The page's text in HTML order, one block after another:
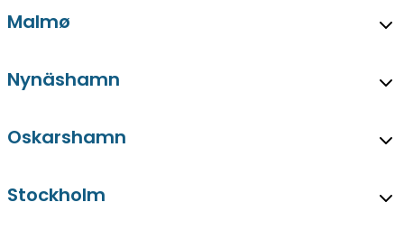
Malmø
Nynäshamn
Oskarshamn
Stockholm